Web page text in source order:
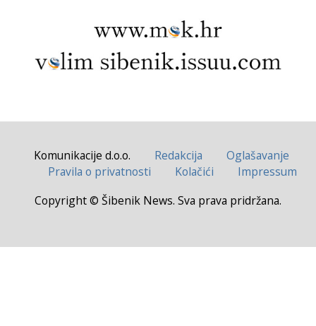
Komunikacije d.o.o. Redakcija
Oglašavanje
Pravila o privatnosti
Kolačići
Impressum
Copyright © Šibenik News. Sva prava pridržana.